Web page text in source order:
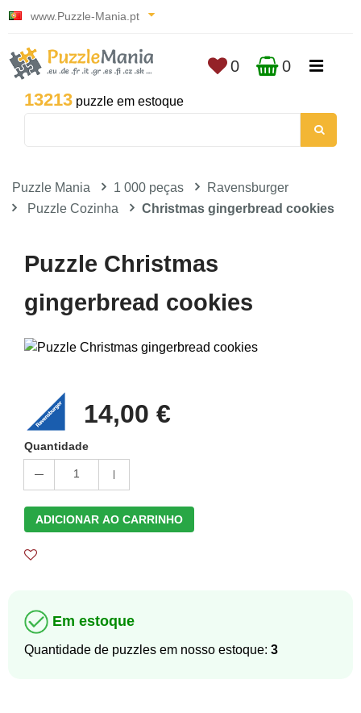
www.Puzzle-Mania.pt
13213 puzzle em estoque
0 0
Puzzle Mania 1 000 peças
Ravensburger
Puzzle Cozinha
Christmas gingerbread cookies
Puzzle Christmas
gingerbread cookies
14,00 €
Quantidade
1
ADICIONAR AO CARRINHO
Em estoque
Quantidade de puzzles em nosso estoque: 3